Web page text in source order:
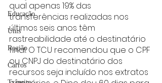
Educação
Unis
Região
Carros
qual apenas 19% das
transferências realizadas nos
últimos seis anos têm
rastreabilidade até o destinatário
final. O TCU recomendou que o CPF
ou CNPJ do destinatário dos
recursos seja incluído nos extratos